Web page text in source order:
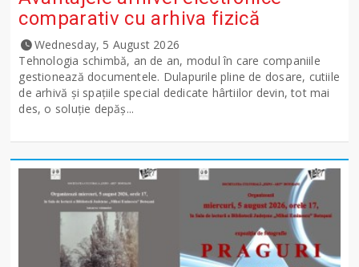
comparativ cu arhiva fizică
Wednesday, 5 August 2026
Tehnologia schimbă, an de an, modul în care companiile
gestionează documentele. Dulapurile pline de dosare, cutiile
de arhivă și spațiile special dedicate hârtiilor devin, tot mai
des, o soluție depăș...